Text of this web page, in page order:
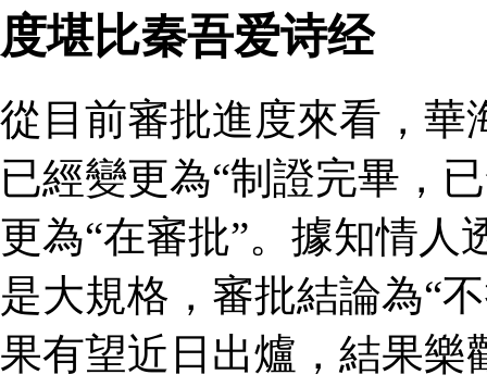
度堪比秦吾爱诗经
從目前審批進度來看，華
已經變更為“制證完畢，
更為“在審批”。據知情
是大規格，審批結論為“
果有望近日出爐，結果樂